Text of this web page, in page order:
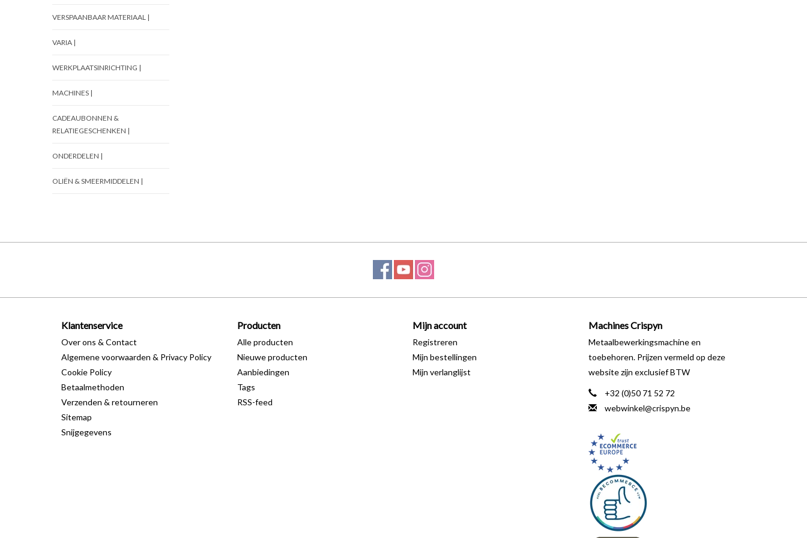
VERSPAANBAAR MATERIAAL |
VARIA |
WERKPLAATSINRICHTING |
MACHINES |
CADEAUBONNEN &
RELATIEGESCHENKEN |
ONDERDELEN |
OLIËN & SMEERMIDDELEN |
Klantenservice
Over ons & Contact
Algemene voorwaarden & Privacy Policy
Cookie Policy
Betaalmethoden
Verzenden & retourneren
Sitemap
Snijgegevens
Producten
Alle producten
Nieuwe producten
Aanbiedingen
Tags
RSS-feed
Mijn account
Registreren
Mijn bestellingen
Mijn verlanglijst
Machines Crispyn
Metaalbewerkingsmachine en
toebehoren. Prijzen vermeld op deze
website zijn exclusief BTW
+32 (0)50 71 52 72
webwinkel@crispyn.be